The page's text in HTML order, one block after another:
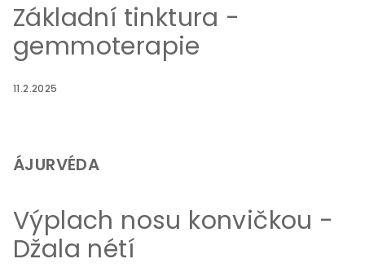
Základní tinktura -
gemmoterapie
11.2.2025
ÁJURVÉDA
Výplach nosu konvičkou -
Džala nétí